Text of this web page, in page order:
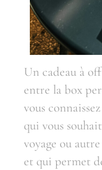
Un cadeau à
entre la box
vous
qui vous
voyage ou
et qui permet